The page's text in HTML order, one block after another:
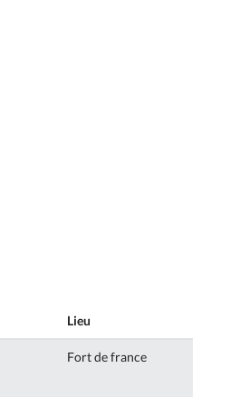
Lieu
Fort de france